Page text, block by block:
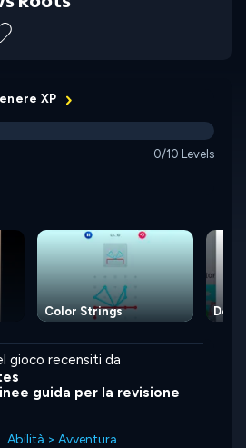
XP
0/10 Levels
Color Strings
gioco recensiti da
guida per la revisione
Abilità > Avventura